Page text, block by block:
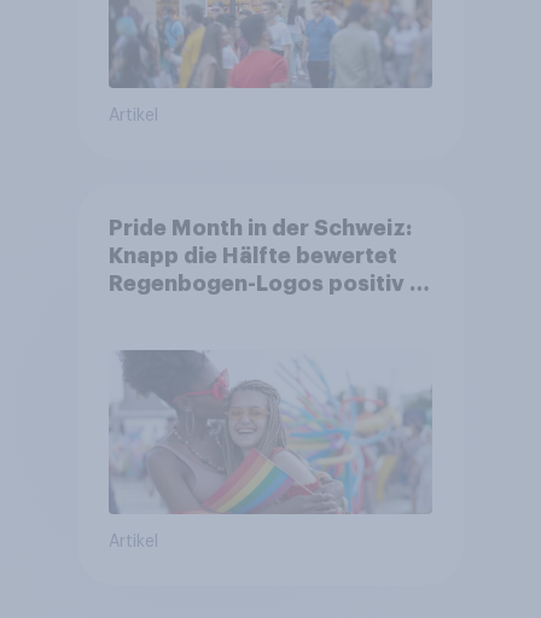
Artikel
Pride Month in der Schweiz:
Knapp die Hälfte bewertet
Regenbogen-Logos positiv –
Artikel